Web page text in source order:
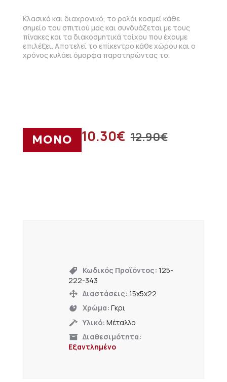
Κλασικό και διαχρονικό, το ρολόι κοσμεί κάθε
σημείο του σπιτιού μας και συνδυάζεται με τους
πίνακες και τα διακοσμητικά τοίχου που έχουμε
επιλέξει. Αποτελεί το επίκεντρο κάθε χώρου και ο
χρόνος κυλάει όμορφα παρατηρώντας το.
ΜΟΝΟ 12.90€
10.30€
Κωδικός Προϊόντος:125-
222-343
Διαστάσεις:15x5x22
Χρώμα:Γκρι
Υλικό:Μέταλλο
Διαθεσιμότητα:
Εξαντλημένο